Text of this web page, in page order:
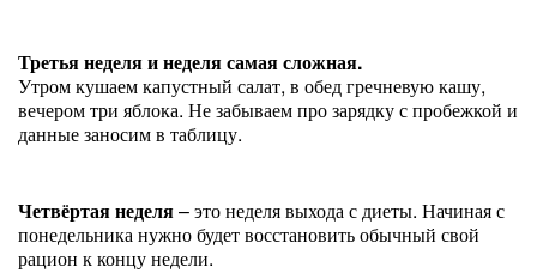
Третья неделя и неделя самая сложная.
Утром кушаем капустный салат, в обед гречневую кашу,
вечером три яблока. Не забываем про зарядку с пробежкой и
данные заносим в таблицу.
Четвёртая неделя– это неделя выхода с диеты. Начиная с
понедельника нужно будет восстановить обычный свой
рацион к концу недели.